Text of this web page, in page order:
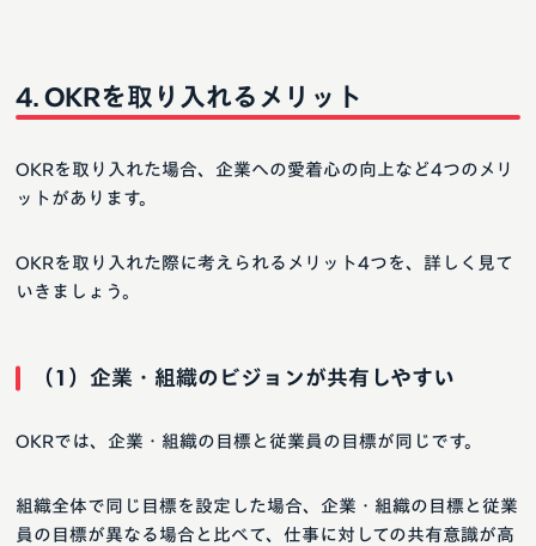
OKRを取り入れるメリット
OKRを取り入れた場合、企業への愛着心の向上など4つのメリ
ットがあります。
OKRを取り入れた際に考えられるメリット4つを、詳しく見て
いきましょう。
（1）企業・組織のビジョンが共有しやすい
OKRでは、企業・組織の目標と従業員の目標が同じです。
組織全体で同じ目標を設定した場合、企業・組織の目標と従業
員の目標が異なる場合と比べて、仕事に対しての共有意識が高